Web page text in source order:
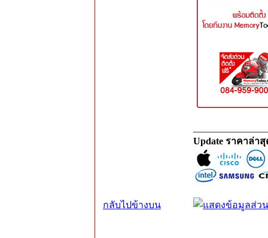
Update ราคาล่า
กลับไปข้างบน